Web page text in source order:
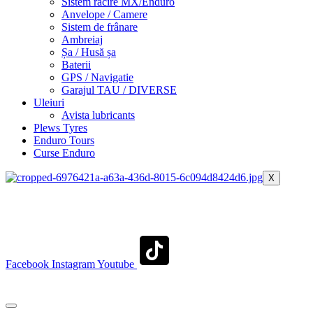
Anvelope / Camere
Sistem de frânare
Ambreiaj
Șa / Husă șa
Baterii
GPS / Navigatie
Garajul TAU / DIVERSE
Uleiuri
Avista lubricants
Plews Tyres
Enduro Tours
Curse Enduro
X
Facebook InstagramYoutube